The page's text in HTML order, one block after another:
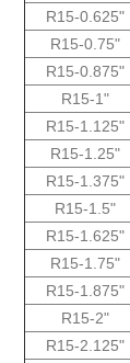
"0.625-R15
"0.75-R15
"R15-0.875
"R15-1
"125.R15-1
"R15-1.25
"1.375-R15
"1.5-R15
"1.625-R15
"1.75-R15
"R15-1.875
"2-R15
R15-2.125"